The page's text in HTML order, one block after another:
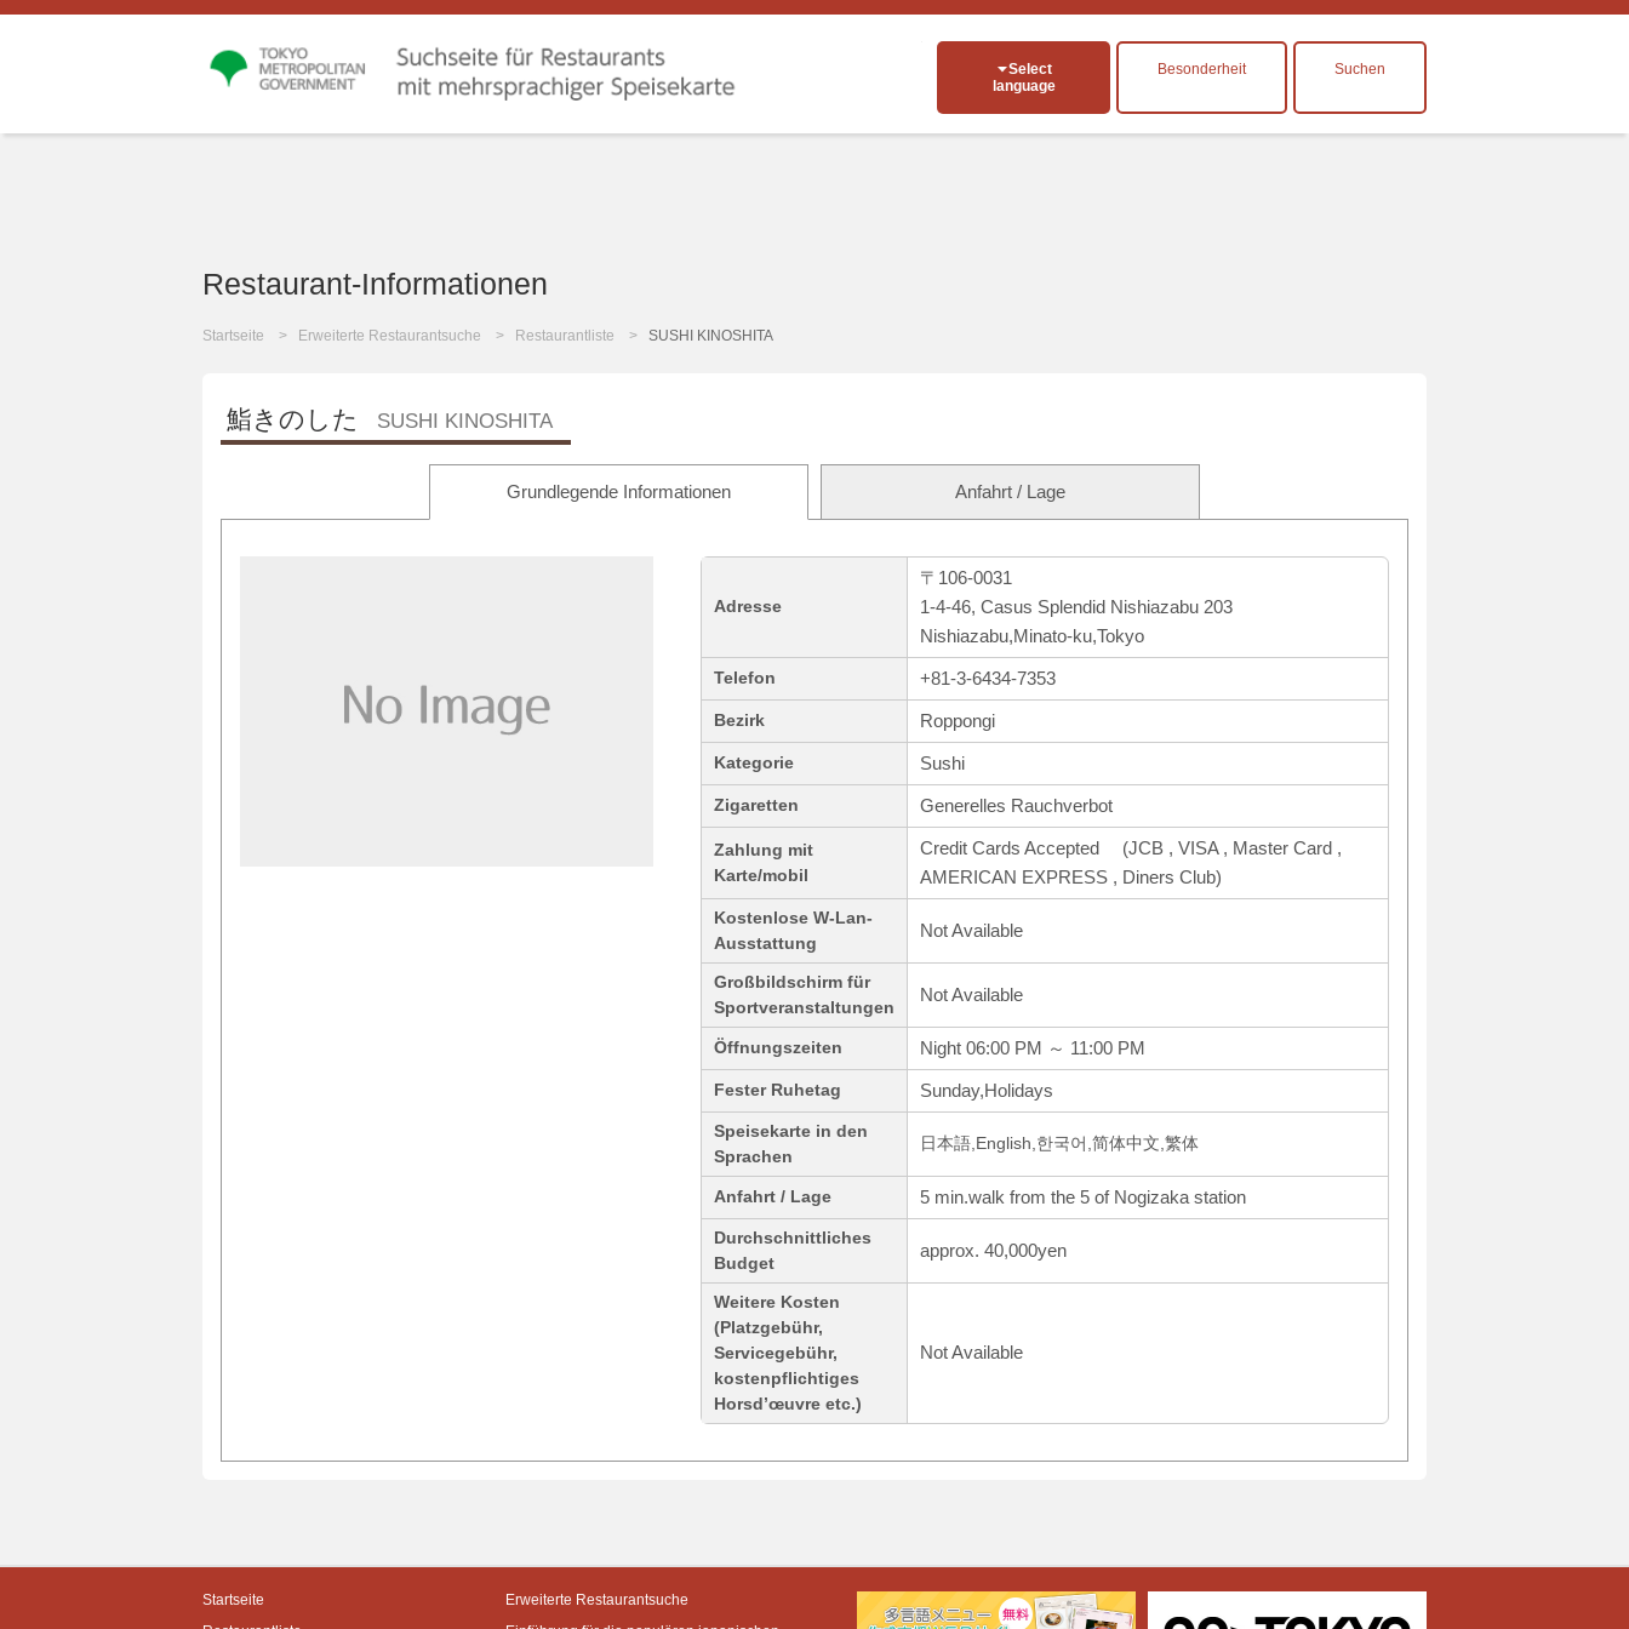
Select
language
Besonderheit Suchen
Restaurant-Informationen
Startseite Erweiterte Restaurantsuche Restaurantliste SUSHI KINOSHITA
鮨きのした SUSHI KINOSHITA
Grundlegende Informationen Anfahrt / Lage
Adresse
〒106-0031
1-4-46, Casus Splendid Nishiazabu 203
Nishiazabu,Minato-ku,Tokyo
Telefon +81-3-6434-7353
Bezirk Roppongi
Kategorie Sushi
Zigaretten Generelles Rauchverbot
Zahlung mit
Karte/mobil
Credit Cards Accepted (JCB , VISA , Master Card ,
AMERICAN EXPRESS , Diners Club)
Kostenlose W-Lan-
Ausstattung
Not Available
Großbildschirm für
Sportveranstaltungen
Not Available
Öffnungszeiten Night 06:00 PM ～ 11:00 PM
Fester Ruhetag Sunday,Holidays
Speisekarte in den
Sprachen
日本語,English,한국어,简体中文,繁体
Anfahrt / Lage 5 min.walk from the 5 of Nogizaka station
Durchschnittliches
Budget
approx. 40,000yen
Weitere Kosten
(Platzgebühr,
Servicegebühr,
kostenpflichtiges
Horsd’œuvre etc.)
Not Available
Startseite
Erweiterte Restaurantsuche